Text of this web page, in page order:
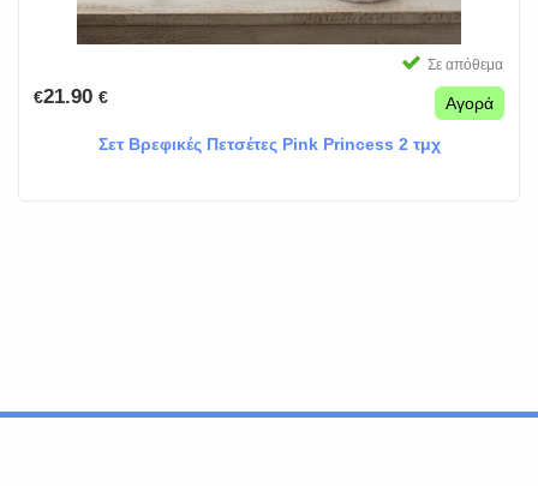
Σε απόθεμα
€21.90 € Αγορά
Σετ Βρεφικές Πετσέτες Pink Princess 2 τμχ